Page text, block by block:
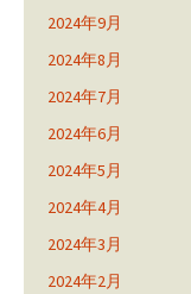
2024年9月
2024年8月
2024年7月
2024年6月
2024年5月
2024年4月
2024年3月
2024年2月